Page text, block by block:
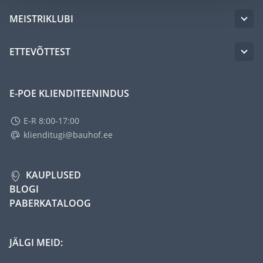
MEISTRIKLUBI
ETTEVÕTTEST
E-POE KLIENDITEENINDUS
E-R 8:00-17:00
klienditugi@bauhof.ee
KAUPLUSED
BLOGI
PABERKATALOOG
JÄLGI MEID: